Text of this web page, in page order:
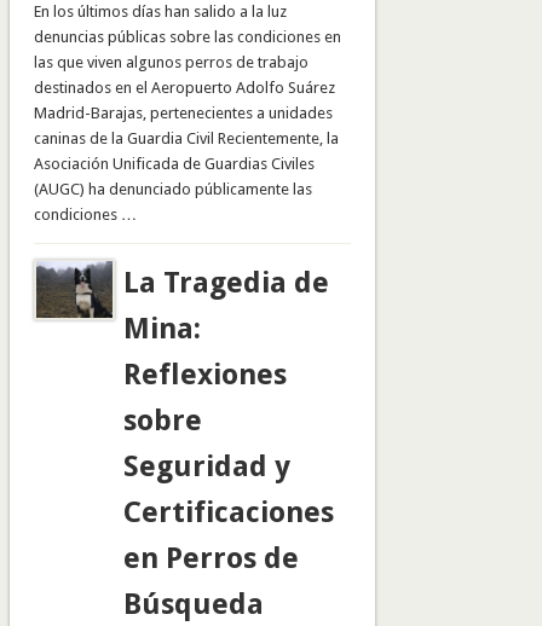
En los últimos días han salido a la luz
denuncias públicas sobre las condiciones en
las que viven algunos perros de trabajo
destinados en el Aeropuerto Adolfo Suárez
Madrid-Barajas, pertenecientes a unidades
caninas de la Guardia Civil Recientemente, la
Asociación Unificada de Guardias Civiles
(AUGC) ha denunciado públicamente las
condiciones …
La Tragedia de
Mina:
Reflexiones
sobre
Seguridad y
Certificaciones
en Perros de
Búsqueda